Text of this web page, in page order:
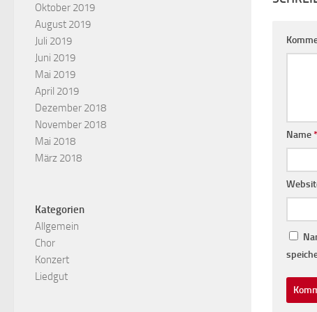
Name*
Oktober 2019
August 2019
Juli 2019
Juni 2019
Mai 2019
April 2019
Dezember 2018
November 2018
Mai 2018
März 2018
Kategorien
Allgemein
Chor
Konzert
Liedgut